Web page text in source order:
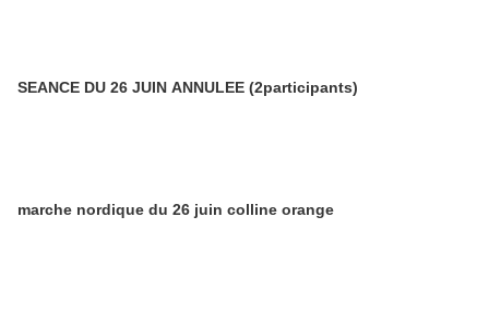
SEANCE DU 26 JUIN ANNULEE (2participants)
marche nordique du 26 juin colline orange